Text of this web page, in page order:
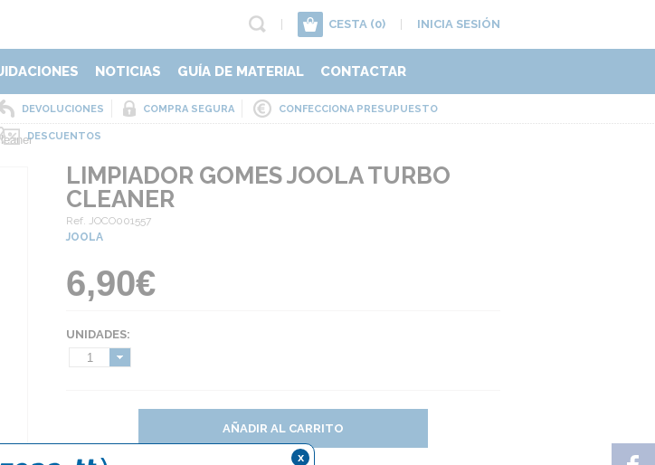
CESTA (0) INICIA SESIÓN
NOTICIAS GUÍA DE MATERIAL CONTACTAR
DEVOLUCIONES COMPRA SEGURA CONFECCIONA PRESUPUESTO
DESCUENTOS
LIMPIADOR GOMES JOOLA TURBO
CLEANER
Ref. JOCO001557
JOOLA
6,90€
UNIDADES:
1
AÑADIR AL CARRITO
x